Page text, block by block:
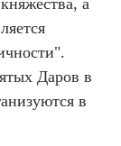
а
Даров в
в